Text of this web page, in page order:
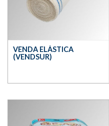
VENDA ELÁSTICA
(VENDSUR)